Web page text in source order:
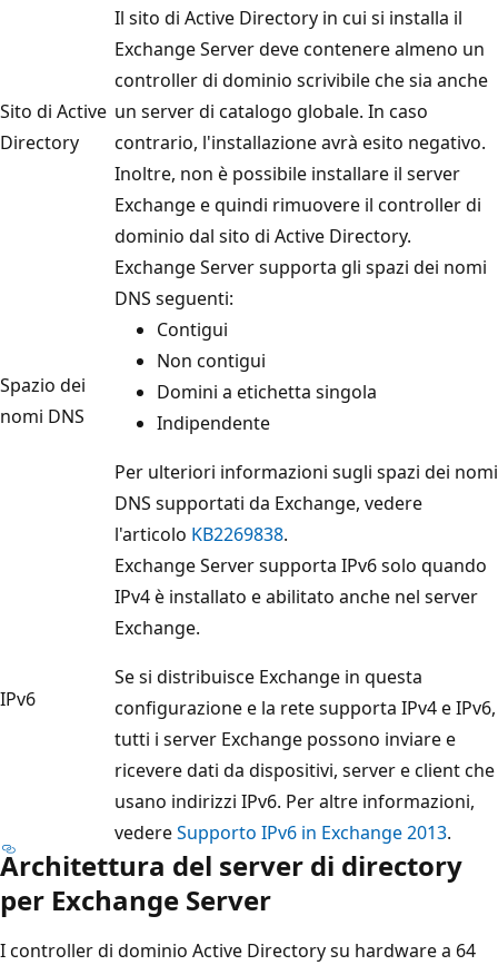
Sito di Active
Directory
Il sito di Active Directory in cui si installa il
Exchange Server deve contenere almeno un
controller di dominio scrivibile che sia anche
un server di catalogo globale. In caso
contrario, l'installazione avrà esito negativo.
Inoltre, non è possibile installare il server
Exchange e quindi rimuovere il controller di
dominio dal sito di Active Directory.
Spazio dei
nomi DNS
Exchange Server supporta gli spazi dei nomi
DNS seguenti:
Contigui
Non contigui
Domini a etichetta singola
Indipendente
Per ulteriori informazioni sugli spazi dei nomi
DNS supportati da Exchange, vedere
l'articolo KB2269838.
IPv6
Exchange Server supporta IPv6 solo quando
IPv4 è installato e abilitato anche nel server
Exchange.
Se si distribuisce Exchange in questa
configurazione e la rete supporta IPv4 e IPv6,
tutti i server Exchange possono inviare e
ricevere dati da dispositivi, server e client che
usano indirizzi IPv6. Per altre informazioni,
vedereSupporto IPv6 in Exchange 2013.
Architettura del server di directory
per Exchange Server
I controller di dominio Active Directory su hardware a 64